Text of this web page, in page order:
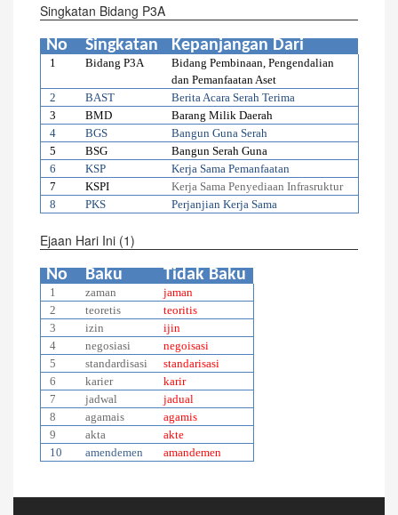
Singkatan Bidang P3A
No
Singkatan Kepanjangan Dari
1 Bidang P3A
Bidang Pembinaan, Pengendalian
dan Pemanfaatan Aset
2
BAST
Berita Acara Serah Terima
3
BMD
Barang Milik Daerah
4
BGS
Bangun Guna Serah
5
BSG
Bangun Serah Guna
6
KSP
Kerja Sama Pemanfaatan
7
KSPI
Kerja Sama Penyediaan Infrasruktur
8
PKS Perjanjian Kerja Sama
Ejaan Hari Ini (1)
No
Baku Tidak Baku
1 zaman
jaman
2
teoretis
teoritis
3
izin
ijin
4
negosiasi
negoisasi
5
standardisasi
standarisasi
6
karier
karir
7
jadwal
jadual
8
agamais
agamis
9
akta
akte
10
amendemen amandemen